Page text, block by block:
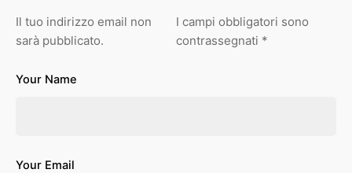
Il tuo indirizzo email non
sarà pubblicato.
I campi obbligatori sono
contrassegnati *
Your Name
Your Email